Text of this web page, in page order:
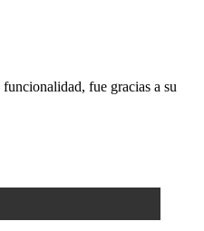
fue gracias a su